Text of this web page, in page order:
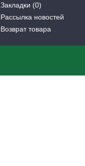
Закладки (0)
Рассылка новостей
Возврат товара